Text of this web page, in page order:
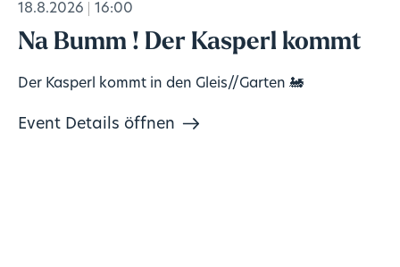
18.8.2026 16:00
Na Bumm ! Der Kasperl kommt
Der Kasperl kommt in den Gleis//Garten 🚂
Event Details öffnen